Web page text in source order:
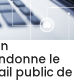
le
public de